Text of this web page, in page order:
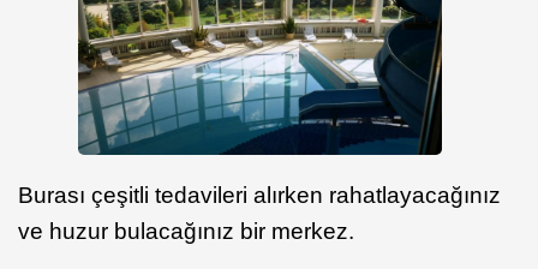
Burası çeşitli tedavileri alırken rahatlayacağınız
ve huzur bulacağınız bir merkez.